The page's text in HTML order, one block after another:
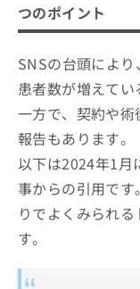
つのポイント
SNSの台頭によ
患者数が増えてい
一方で、契約や
報告もあります。
以下は2024年1月
事からの引用で
りでよくみられ
す。